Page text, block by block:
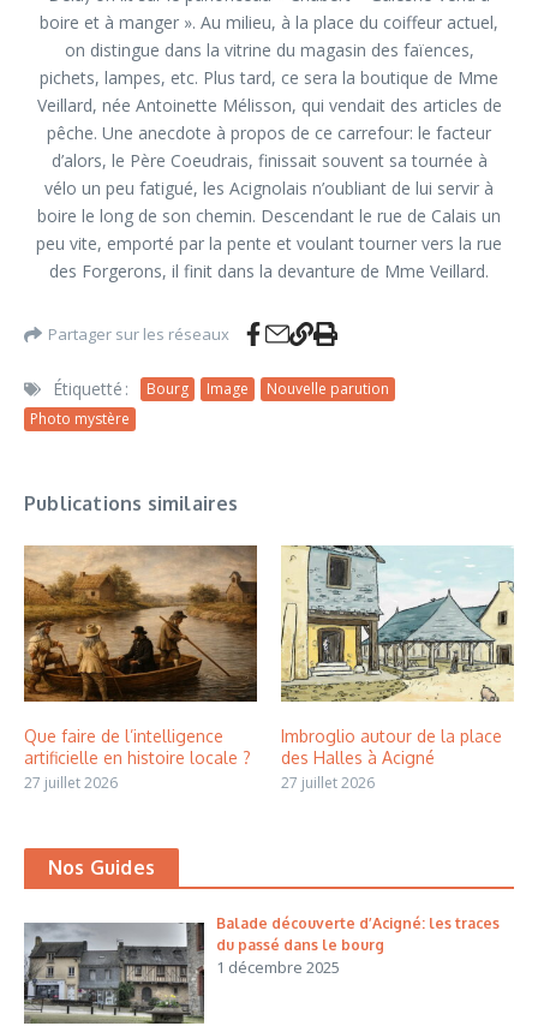
boire et à manger ». Au milieu, à la place du coiffeur actuel,
on distingue dans la vitrine du magasin des faïences,
pichets, lampes, etc. Plus tard, ce sera la boutique de Mme
Veillard, née Antoinette Mélisson, qui vendait des articles de
pêche. Une anecdote à propos de ce carrefour: le facteur
d’alors, le Père Coeudrais, finissait souvent sa tournée à
vélo un peu fatigué, les Acignolais n’oubliant de lui servir à
boire le long de son chemin. Descendant le rue de Calais un
peu vite, emporté par la pente et voulant tourner vers la rue
des Forgerons, il finit dans la devanture de Mme Veillard.
Partager sur les réseaux
Étiquetté : Bourg Image
Nouvelle parution
Photo mystère
Publications similaires
Que faire de l’intelligence
artificielle en histoire locale ?
27 juillet 2026
Imbroglio autour de la place
des Halles à Acigné
27 juillet 2026
Nos Guides
Balade découverte d’Acigné: les traces
du passé dans le bourg
1 décembre 2025